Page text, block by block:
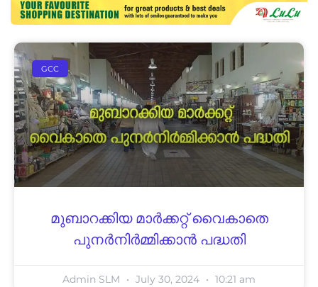
GCC
മുബാറക്കിയ മാർക്കറ്റ് വൈകാതെ
പുനർനിർമ്മിക്കാൻ പദ്ധതി
Admin SLM July 30, 2024 10:21 am